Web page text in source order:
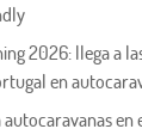
2026: llega a
en
autocaravanas